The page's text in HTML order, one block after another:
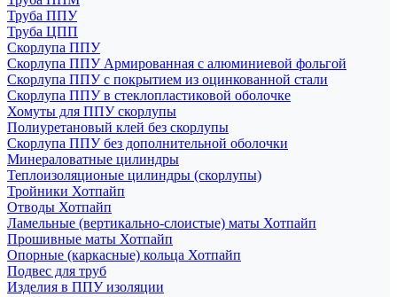
Труба ППУ
Труба ЦПП
Скорлупа ППУ
Скорлупа ППУ Армированная с алюминиевой фольгой
Скорлупа ППУ с покрытием из оцинкованной стали
Скорлупа ППУ в стеклопластиковой оболочке
Хомуты для ППУ скорлупы
Полиуретановый клей без скорлупы
Скорлупа ППУ без дополнительной оболочки
Минераловатные цилиндры
Теплоизоляционые цилиндры (скорлупы)
Тройники Хотпайп
Отводы Хотпайп
Ламельные (вертикально-слоистые) маты Хотпайп
Прошивные маты Хотпайп
Опорные (каркасные) кольца Хотпайп
Подвес для труб
Изделия в ППУ изоляции